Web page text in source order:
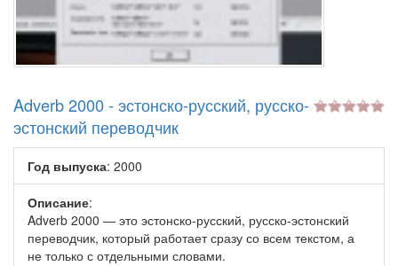
Adverb 2000 - эстонско-русский, русско-
эстонский переводчик
Год выпуска: 2000
Описание:
Adverb 2000 — это эстонско-русский, русско-эстонский
переводчик, который работает сразу со всем текстом, а
не только с отдельными словами.